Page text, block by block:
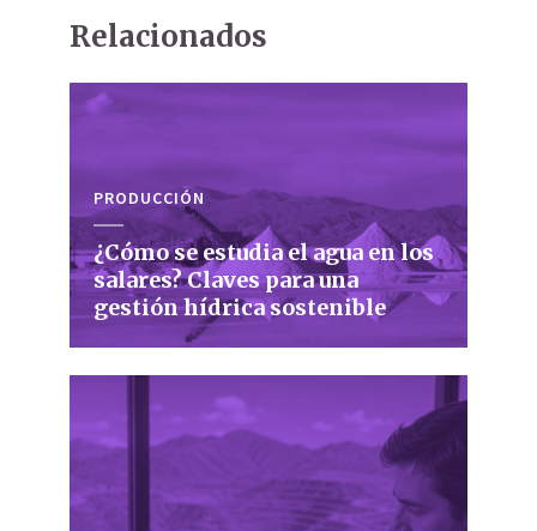
Relacionados
PRODUCCIÓN
¿Cómo se estudia el agua en los
salares? Claves para una
gestión hídrica sostenible